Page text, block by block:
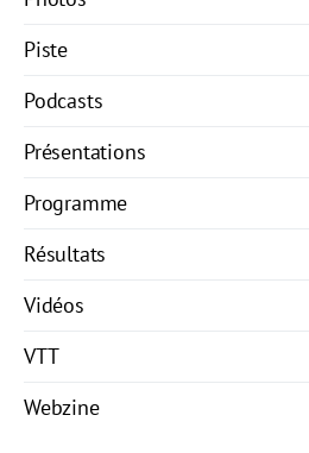
Piste
Podcasts
Présentations
Programme
Résultats
Vidéos
VTT
Webzine